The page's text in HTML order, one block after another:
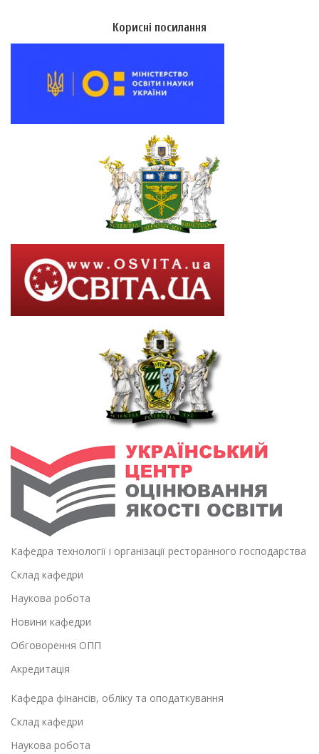
Корисні посилання
Кафедра технології і організації ресторанного господарства
Склад кафедри
Наукова робота
Новини кафедри
Обговорення ОПП
Акредитація
Кафедра фінансів, обліку та оподаткування
Склад кафедри
Наукова робота